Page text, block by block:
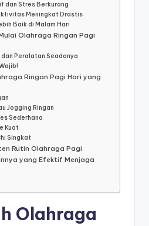
dan Stres Berkurang
Meningkat Drastis
Baik di Malam Hari
Olahraga Ringan Pagi
dan Peralatan Seadanya
Ringan Pagi Hari yang
Jogging Ringan
Sederhana
Kuat
Singkat
Rutin Olahraga Pagi
yang Efektif Menjaga
Olahraga